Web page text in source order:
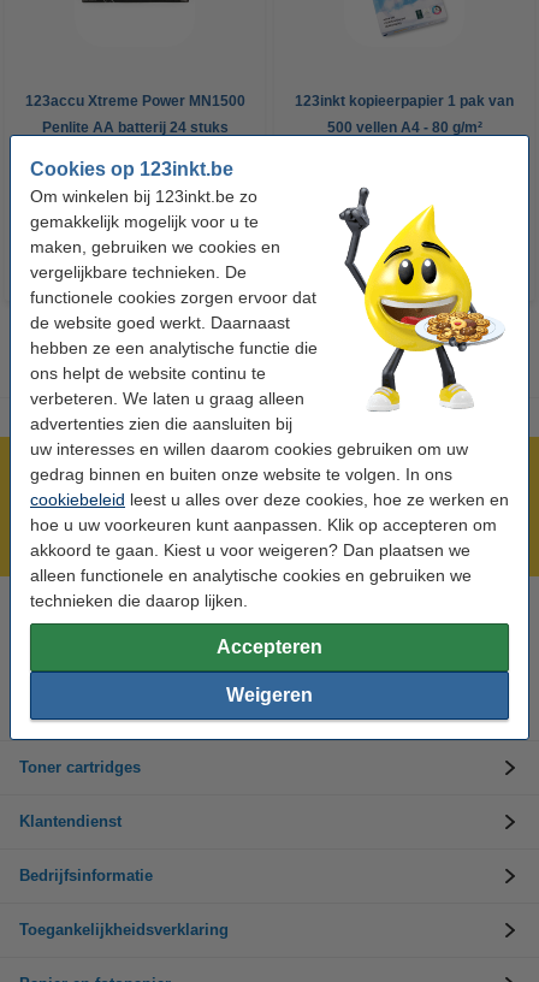
Cookies op 123inkt.be
Om winkelen bij 123inkt.be zo
gemakkelijk mogelijk voor u te
maken, gebruiken we cookies en
vergelijkbare technieken. De
functionele cookies zorgen ervoor dat
de website goed werkt. Daarnaast
hebben ze een analytische functie die
ons helpt de website continu te
verbeteren. We laten u graag alleen
advertenties zien die aansluiten bij
uw interesses en willen daarom cookies gebruiken om uw
gedrag binnen en buiten onze website te volgen. In ons
cookiebeleid leest u alles over deze cookies, hoe ze werken en
hoe u uw voorkeuren kunt aanpassen. Klik op accepteren om
akkoord te gaan. Kiest u voor weigeren? Dan plaatsen we
alleen functionele en analytische cookies en gebruiken we
technieken die daarop lijken.
Accepteren
Weigeren
123accu Xtreme Power MN1500
Penlite AA batterij 24 stuks
123inkt kopieerpapier 1 pak van
500 vellen A4 - 80 g/m²
€ 7,25
Meer dan 5 miljoen klanten!
Voor 22.00 uur besteld, morgen in huis!
Laagsteprijsgarantie!
Hulp nodig? Bel ons op +32 (0)9 39 64 123
Op werkdagen van 8.30 tot 17 uur
Inktpatronen
Toner cartridges
Klantendienst
Bedrijfsinformatie
Toegankelijkheidsverklaring